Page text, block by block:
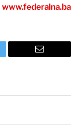
www.federalna.ba
Email